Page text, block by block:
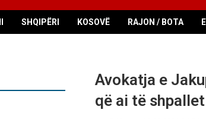
SHQIPËRI KOSOVË RAJON / BOTA
​Avokatja e
që ai të